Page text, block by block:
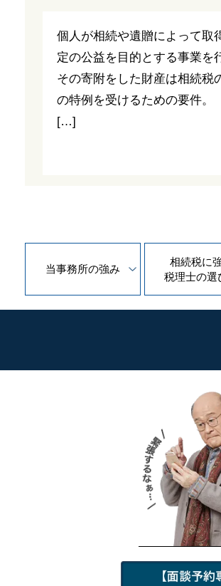
個人が相続や遺贈によって取
定の公益を目的とする事業を
その寄附をした財産は相続
の特例を受けるための要件。
[…]
当事務所の強み
相続税に
税理士の選